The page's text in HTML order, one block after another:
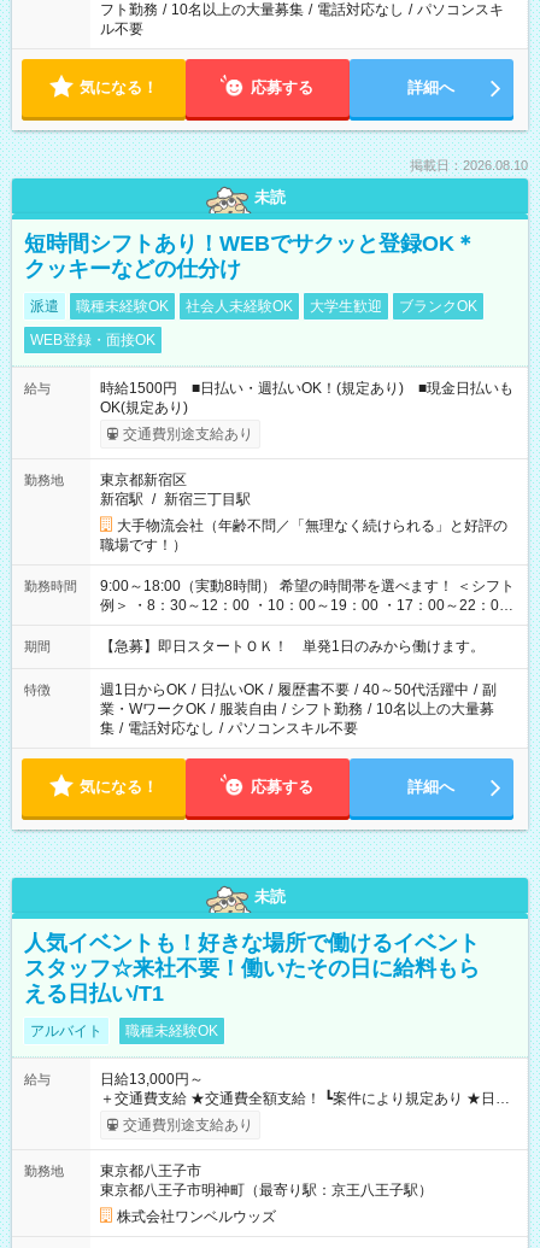
フト勤務 / 10名以上の大量募集 / 電話対応なし / パソコンスキ
ル不要
気になる！ 応募する 詳細へ
掲載日：2026.08.10
未読
短時間シフトあり！WEBでサクッと登録OK＊
クッキーなどの仕分け
派遣 職種未経験OK 社会人未経験OK 大学生歓迎
ブランクOK
WEB登録・面接OK
給与
時給1500円 ■日払い・週払いOK！(規定あり) ■現金日払いも
OK(規定あり)
交通費別途支給あり
勤務地
東京都新宿区
新宿駅 / 新宿三丁目駅
大手物流会社（年齢不問／「無理なく続けられる」と好評の
職場です！）
勤務時間
9:00～18:00（実動8時間） 希望の時間帯を選べます！ ＜シフト
例＞ ・8：30～12：00 ・10：00～19：00 ・17：00～22：00
・13：00～22：00 ・22：00～翌6：00 など
期間 【急募】即日スタートＯＫ！ 単発1日のみから働けます。
特徴 週1日からOK / 日払いOK / 履歴書不要 / 40～50代活躍中 / 副
業・WワークOK / 服装自由 / シフト勤務 / 10名以上の大量募
集 / 電話対応なし / パソコンスキル不要
気になる！ 応募する 詳細へ
未読
人気イベントも！好きな場所で働けるイベント
スタッフ☆来社不要！働いたその日に給料もら
える日払い/T1
アルバイト 職種未経験OK
給与
日給13,000円～
＋交通費支給 ★交通費全額支給！ ┗案件により規定あり ★日払
いOK！（規定あり） ┗働いたその日に現金GET♪ お仕事後はコ
ンビニATMから 日払い分を引き落とせます！ 【試用期間】試
交通費別途支給あり
勤務地
東京都八王子市
東京都八王子市明神町（最寄り駅：京王八王子駅）
株式会社ワンベルウッズ